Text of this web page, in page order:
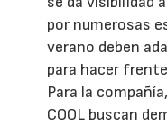
por numerosas
verano deben
para hacer
Para la
COOL buscan